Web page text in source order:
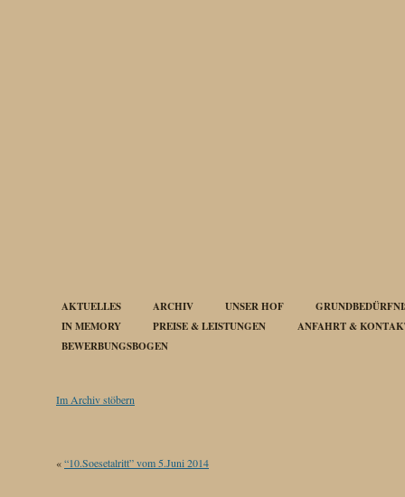
AKTUELLES ARCHIV UNSER HOF
IN MEMORY
PREISE & LEISTUNGEN
ANFAHRT &
BEWERBUNGSBOGEN
Im Archiv stöbern
«“10.Soesetalritt” vom 5.Juni 2014